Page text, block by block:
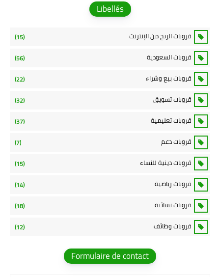
Libellés
قروبات الربح من الإنترنت (15)
قروبات السعودية (56)
قروبات بيع وشراء (22)
قروبات تسويق (32)
قروبات تعليمية (37)
قروبات دعم (7)
قروبات دينية للنساء (15)
قروبات رياضية (14)
قروبات نسائية (18)
قروبات وظائف (12)
Formulaire de contact